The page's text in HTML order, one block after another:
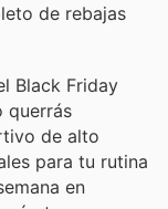
de rebajas
Black Friday
querrás
de alto
para tu rutina
en